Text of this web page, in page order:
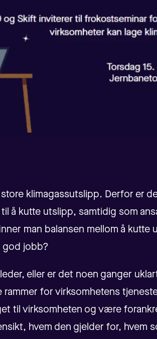
klimagassutslipp. Derfor er
å kutte utslipp, samtidig som
man balansen mellom å kutte
god jobb?
eller er det noen ganger
rammer for virksomhetens
til virksomheten og være
hvem den gjelder for, hvem